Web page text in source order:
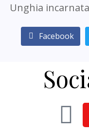
Unghia incarnata
Facebook